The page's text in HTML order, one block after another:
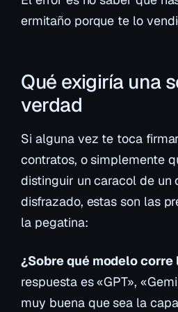
ermitaño porque te lo
Qué exigiría una
verdad
Si alguna vez te toca
contratos, o simplemente
distinguir un caracol de un
disfrazado, estas son las
la pegatina:
¿Sobre qué modelo
respuesta es «GPT»,
muy buena que sea la